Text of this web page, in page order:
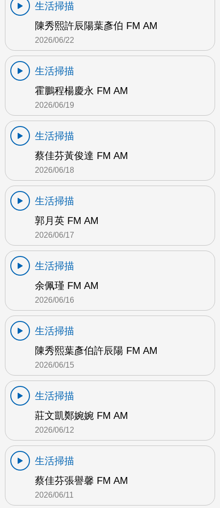
生活掃描
陳秀熙許辰陽葉彥伯 FM AM
2026/06/22
生活掃描
霍鵬程楊慶永 FM AM
2026/06/19
生活掃描
蔡佳芬黃俊達 FM AM
2026/06/18
生活掃描
郭月英 FM AM
2026/06/17
生活掃描
余佩瑾 FM AM
2026/06/16
生活掃描
陳秀熙葉彥伯許辰陽 FM AM
2026/06/15
生活掃描
莊文凱鄭婉婉 FM AM
2026/06/12
生活掃描
蔡佳芬張譽馨 FM AM
2026/06/11